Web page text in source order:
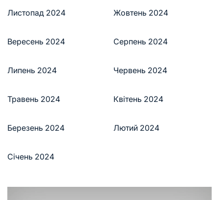
Листопад 2024 Жовтень 2024
Вересень 2024 Серпень 2024
Липень 2024 Червень 2024
Травень 2024 Квітень 2024
Березень 2024 Лютий 2024
Січень 2024